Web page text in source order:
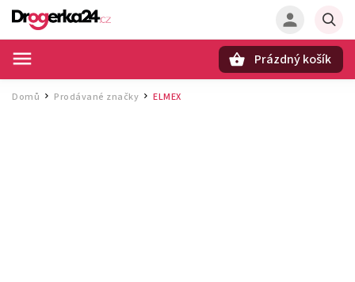
Prázdný košík
Domů / Prodávané značky / ELMEX